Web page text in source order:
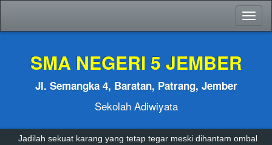
SMA NEGERI 5 JEMBER
Jl. Semangka 4, Baratan, Patrang, Jember
Sekolah Adiwiyata
Jadilah sekuat karang yang tetap tegar meski dihantam ombak.